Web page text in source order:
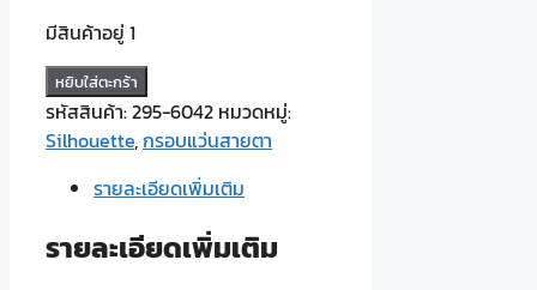
มีสินค้าอยู่ 1
จำนวน
Silhuoette
2925-
หยิบใส่ตะกร้า
รหัสสินค้า:295-6042 หมวดหมู่:
Silhouette,กรอบแว่นสายตา
รายละเอียดเพิ่มเติม
รายละเอียดเพิ่มเติม